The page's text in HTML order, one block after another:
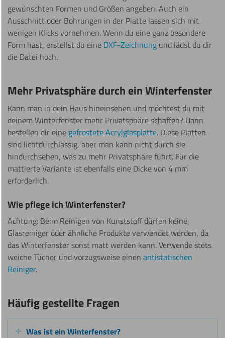
gewünschten Formen und Größen angeben. Auch ein
Ausschnitt oder Bohrungen in der Platte lassen sich mit
wenigen Klicks vornehmen. Wenn du eine ganz besondere
Form hast, erstellst du eine DXF-Zeichnung und lädst du dir
die Datei hoch.
Mehr Privatsphäre durch ein Winterfenster
Kann man in dein Haus hineinsehen und möchtest du mit
deinem Winterfenster mehr Privatsphäre schaffen? Dann
bestellen dir eine gefrostete Acrylglasplatte. Diese Platten
sind lichtdurchlässig, aber man kann nicht durch sie
hindurchsehen, was zu mehr Privatsphäre führt. Für die
mattierte Variante ist ebenfalls eine Dicke von 4 mm
erforderlich.
Wie pflege ich Winterfenster?
Achtung: Beim Reinigen von Kunststoff dürfen keine
Glasreiniger oder ähnliche Produkte verwendet werden, da
das Winterfenster sonst matt werden kann. Verwende stets
weiche Tücher und vorzugsweise einen antistatischen
Reiniger.
Häufig gestellte Fragen
Was ist ein Winterfenster?